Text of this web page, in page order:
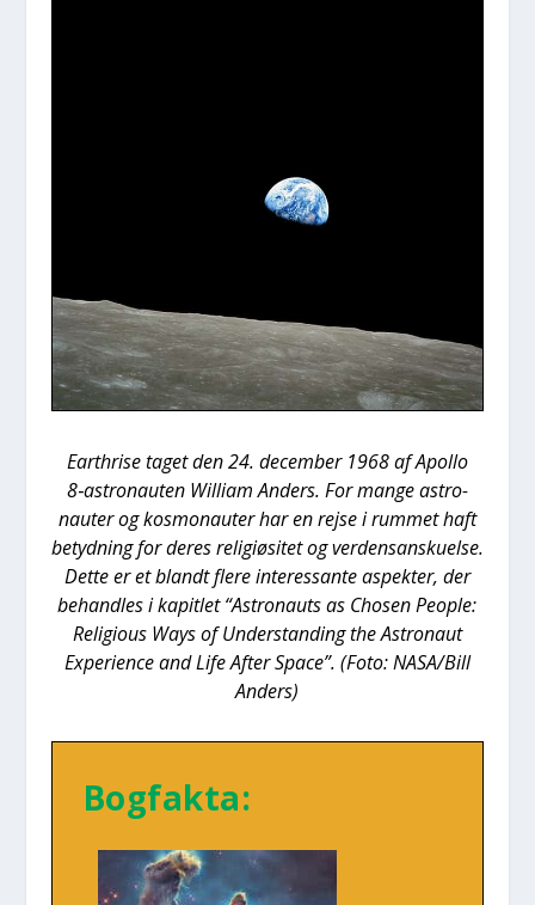
Eart­hri­se taget den 24. decem­ber 1968 af Apol­lo
8‑astronauten Wil­li­am Anders. For man­ge astro­
nau­ter og kos­mo­nau­ter har en rej­se i rum­met haft
betyd­ning for deres reli­gi­ø­si­tet og ver­densan­sku­el­se.
Det­te er et blandt fle­re inter­es­san­te aspek­ter, der
behand­les i kapit­let “Astro­nauts as Cho­sen Peop­le:
Reli­gious Ways of Under­stan­ding the Astro­naut
Expe­ri­en­ce and Life After Spa­ce”. (Foto: NASA/Bill
Anders)
Bog­fak­ta: